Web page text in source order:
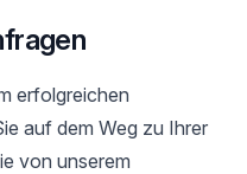
erfolgreichen
auf dem Weg zu Ihrer
von unserem